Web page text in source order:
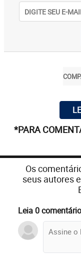
*PARA
Os
seus autores
Leia 0